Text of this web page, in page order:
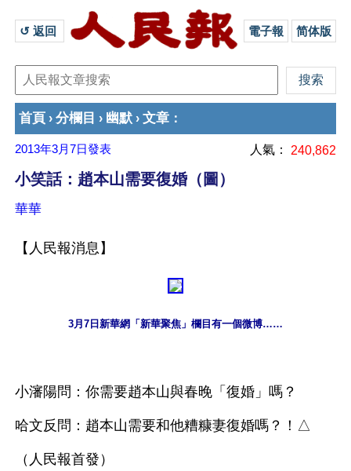
↺ 返回 電子報 简体版
首頁 › 分欄目 › 幽默 › 文章 ：
2013年3月7日發表 人氣： 240,862
小笑話：趙本山需要復婚（圖）
華華
【人民報消息】
3月7日新華網「新華聚焦」欄目有一個微博……
小瀋陽問：你需要趙本山與春晚「復婚」嗎？
哈文反問：趙本山需要和他糟糠妻復婚嗎？！△